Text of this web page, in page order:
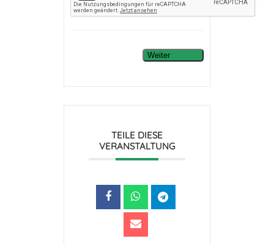
Weiter
TEILE DIESE
VERANSTALTUNG